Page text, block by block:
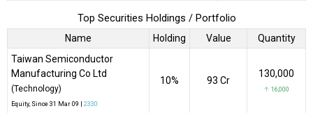
Top Securities Holdings / Portfolio
Name Holding Value
Quantity
Taiwan Semiconductor
Manufacturing Co Ltd
(Technology)
Equity, Since 31 Mar 09 | 2330
10% ₹93 Cr
130,000
↑ 16,000